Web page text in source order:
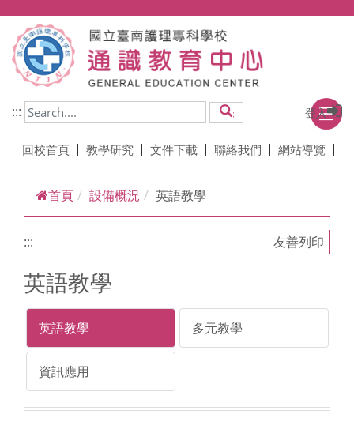
::: 搜尋 登入
回校首頁 教學研究 文件下載 聯絡我們 網站導覽
首頁 設備概況 英語教學
:::
英語教學
英語教學 多元教學
資訊應用